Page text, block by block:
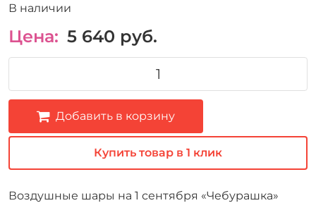
В наличии
Цена: 5 640 руб.
Добавить в корзину
Купить товар в 1 клик
Воздушные шары на 1 сентября «Чебурашка»